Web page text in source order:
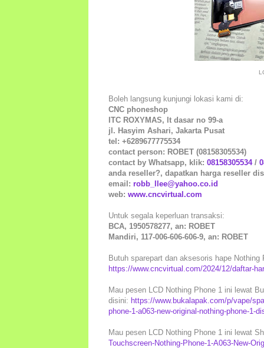
Boleh langsung kunjungi lokasi kami di:
CNC phoneshop
ITC ROXYMAS, lt dasar no 99-a
jl. Hasyim Ashari, Jakarta Pusat
tel: +6289677775534
contact person: ROBET (08158305534)
contact by Whatsapp, klik: 08158305534/
anda reseller?, dapatkan harga reseller
email: robb_llee@yahoo.co.id
web: www.cncvirtual.com
Untuk segala keperluan transaksi:
BCA, 1950578277, an: ROBET
Mandiri, 117-006-606-606-9, an: ROBET
Butuh sparepart dan aksesoris hape
https://www.cncvirtual.com/2024/12/daftar-
Mau pesen LCD Nothing Phone 1 ini lewat
disini: https://www.bukalapak.com/p/vape/
phone-1-a063-new-original-nothing-phone-1-
Mau pesen LCD Nothing Phone 1 ini lewat
Touchscreen-Nothing-Phone-1-A063-New-